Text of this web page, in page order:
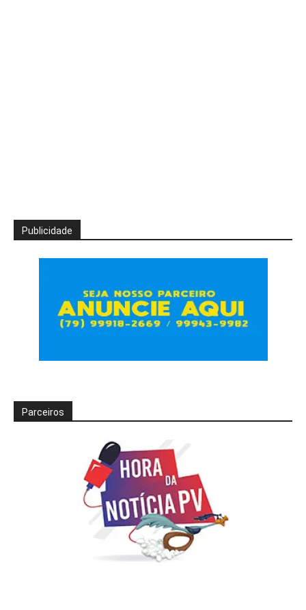
Publicidade
Parceiros